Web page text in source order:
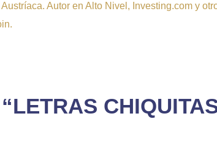
Autor en Alto Nivel, Investing.com y